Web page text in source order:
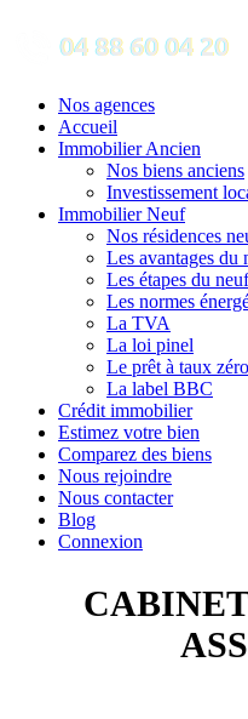
Nos agences
Accueil
Immobilier Ancien
Nos biens anciens
Investissement
Immobilier Neuf
Nos résidences
Les avantages du
Les étapes du neuf
Les normes
La TVA
La loi pinel
Le prêt à taux zéro
La label BBC
Crédit immobilier
Estimez votre bien
Comparez des biens
Nous rejoindre
Nous contacter
Blog
Connexion